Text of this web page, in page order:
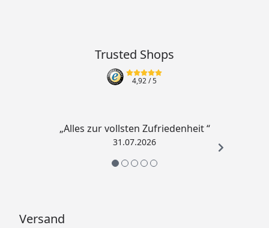
22,00 Kg
Trusted Shops
4,92/ 5
„Alles zur vollsten Zufriedenheit “
31.07.2026
Versand